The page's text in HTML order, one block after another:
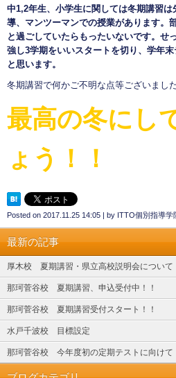
中1,2年生、小学生に関しては冬期講習
導、マンツーマンでの授業があります。
と過ごしていたらもったいないです。せ
強し3学期をいいスタートを切り、学年
と思います。
冬期講習で何かご不明な点等ございまし
最高の冬にし
ょう！！
Posted on 2017.11.25 14:05 | by ITTO個別指導
最新の記事
厚木校 夏期講習・県立高校説明会について
那珂菅谷校 夏期講習、申込受付中！！
那珂菅谷校 夏期講習受付スタート！！
水戸千波校 目標設定
那珂菅谷校 今年度初の定期テストに向けて